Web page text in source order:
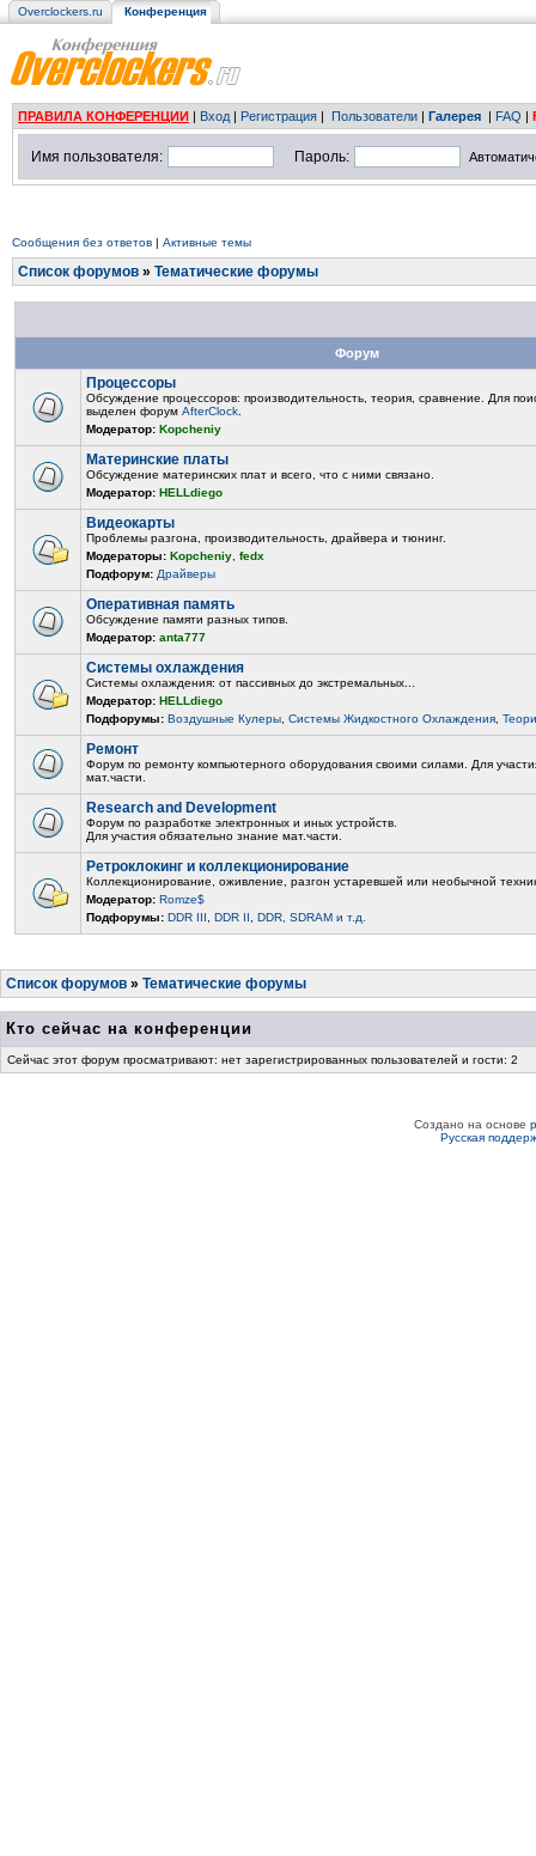
Overclockers.ru Конференция
ПРАВИЛА КОНФЕРЕНЦИИ | Вход | Регистрация | Пользователи | Галерея | FAQ |
Имя пользователя: Пароль:
Сообщения без ответов | Активные темы
Список форумов » Тематические форумы
Форум
Процессоры
Обсуждение процессоров: производительность, теория, сравнение. Для
выделен форум AfterClock
Модератор: Kopcheniy
Материнские платы
Обсуждение материнских плат и всего, что с ними связано.
Модератор: HELLdiego
Видеокарты
Проблемы разгона, производительность, драйвера и тюнинг.
Модераторы: Kopcheniy fedx
Подфорум: Драйверы
Оперативная память
Обсуждение памяти разных типов.
Модератор: anta777
Системы охлаждения
Системы охлаждения: от пассивных до экстремальных...
Модератор: HELLdiego
Подфорумы: Воздушные Кулеры Системы Жидкостного Охлаждения
Ремонт
Форум по ремонту компьютерного оборудования своими силами. Для
мат.части.
Research and Development
Форум по разработке электронных и иных устройств.
Для участия обязательно знание мат.части.
Ретроклокинг и коллекционирование
Коллекционирование, оживление, разгон устаревшей или необычной
Модератор: Romze$
Подфорумы: DDR III DDR II DDR, SDRAM и т.д.
Список форумов » Тематические форумы
Кто сейчас на конференции
Сейчас этот форум просматривают: нет зарегистрированных пользователей и гости: 2
Создано на основе
Русская